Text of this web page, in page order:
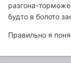
разгона-
будто в болото
Правильно я